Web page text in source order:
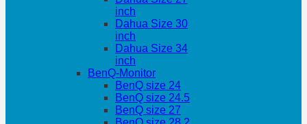
inch
Dahua Size 30
inch
Dahua Size 34
inch
BenQ-Monitor
BenQ size 24
BenQ size 24.5
BenQ size 27